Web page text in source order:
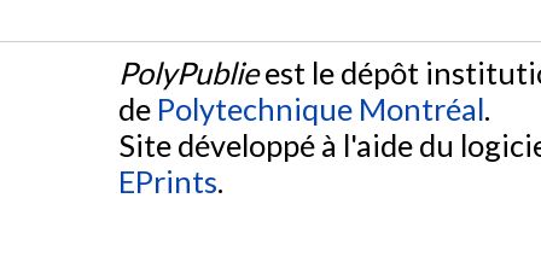
PolyPublieest le dépôt
de Polytechnique Montréal.
Site développé à l'aide du
EPrints.